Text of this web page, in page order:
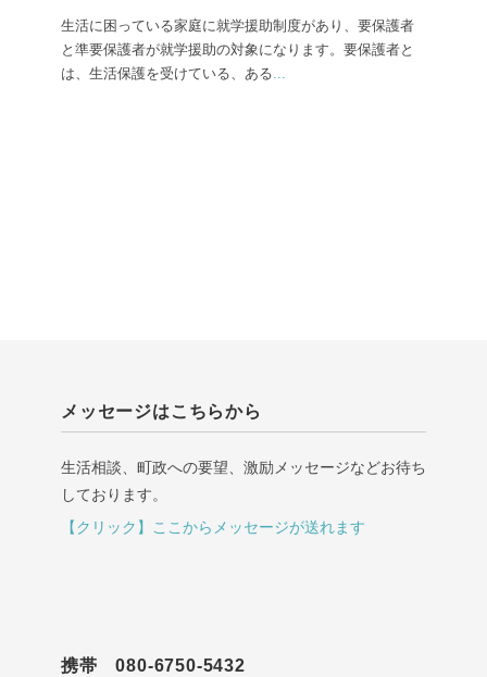
生活に困っている家庭に就学援助制度があり、要保護者
と準要保護者が就学援助の対象になります。要保護者と
は、生活保護を受けている、ある...
メッセージはこちらから
生活相談、町政への要望、激励メッセージなどお待ち
しております。
【クリック】ここからメッセージが送れます
携帯 080-6750-5432